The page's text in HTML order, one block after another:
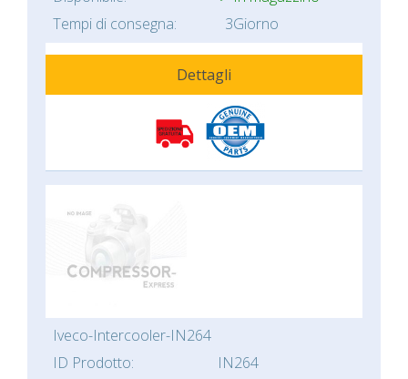
Tempi di consegna:
3Giorno
Dettagli
Iveco-Intercooler-IN264
ID Prodotto:
IN264